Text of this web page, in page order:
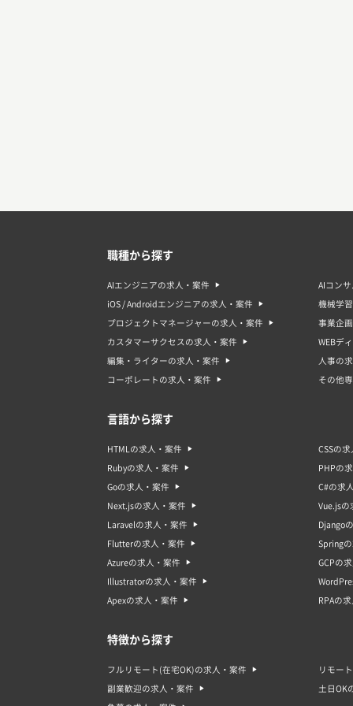
職種から探す
AIエンジニアの求人・案件 AIコン
iOS / Androidエンジニアの求人・案件 機械学
プロジェクトマネージャーの求人・案件 事業企
カスタマーサクセスの求人・案件 WEBデ
編集・ライターの求人・案件 人事の
コーポレートの求人・案件 その他
言語から探す
HTMLの求人・案件 CSSの
Rubyの求人・案件 PHPの
Goの求人・案件 C#の求
Next.jsの求人・案件 Vue.jsの
Laravelの求人・案件 Django
Flutterの求人・案件 Spring
Azureの求人・案件 GCPの
Illustratorの求人・案件
Apexの求人・案件 RPAの
特徴から探す
フルリモート(在宅OK)の求人・案件 リモー
副業歓迎の求人・案件 土日OK